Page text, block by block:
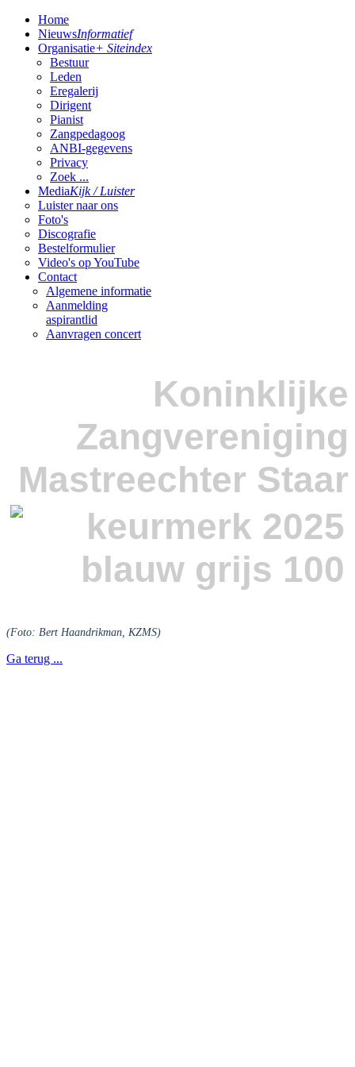
Home
NieuwsInformatief
Organisatie+ Siteindex
Bestuur
Leden
Eregalerij
Dirigent
Pianist
Zangpedagoog
ANBI-gegevens
Privacy
Zoek ...
MediaKijk / Luister
Luister naar ons
Foto's
Discografie
Bestelformulier
Video's op YouTube
Contact
Algemene informatie
Aanmelding
aspirantlid
Aanvragen concert
Koninklijke
Zangvereniging
Mastreechter Staar
(Foto: Bert Haandrikman, KZMS)
Ga terug ...